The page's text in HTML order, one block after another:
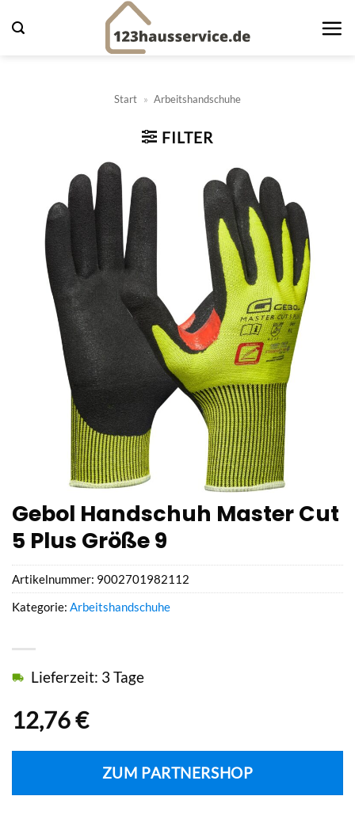
Inhalt
Start » Arbeitshandschuhe
FILTER
Gebol Handschuh Master Cut
5 Plus Größe 9
12,76€
Lieferzeit: 3 Tage
ZUM PARTNERSHOP
Artikelnummer: 9002701982112
Kategorie: Arbeitshandschuhe